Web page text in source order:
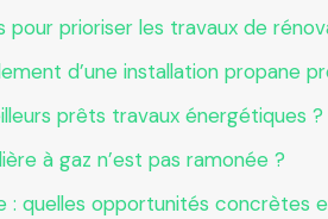
pour prioriser les travaux de
d’une installation propane
prêts travaux énergétiques ?
à gaz n’est pas ramonée ?
: quelles opportunités concrètes